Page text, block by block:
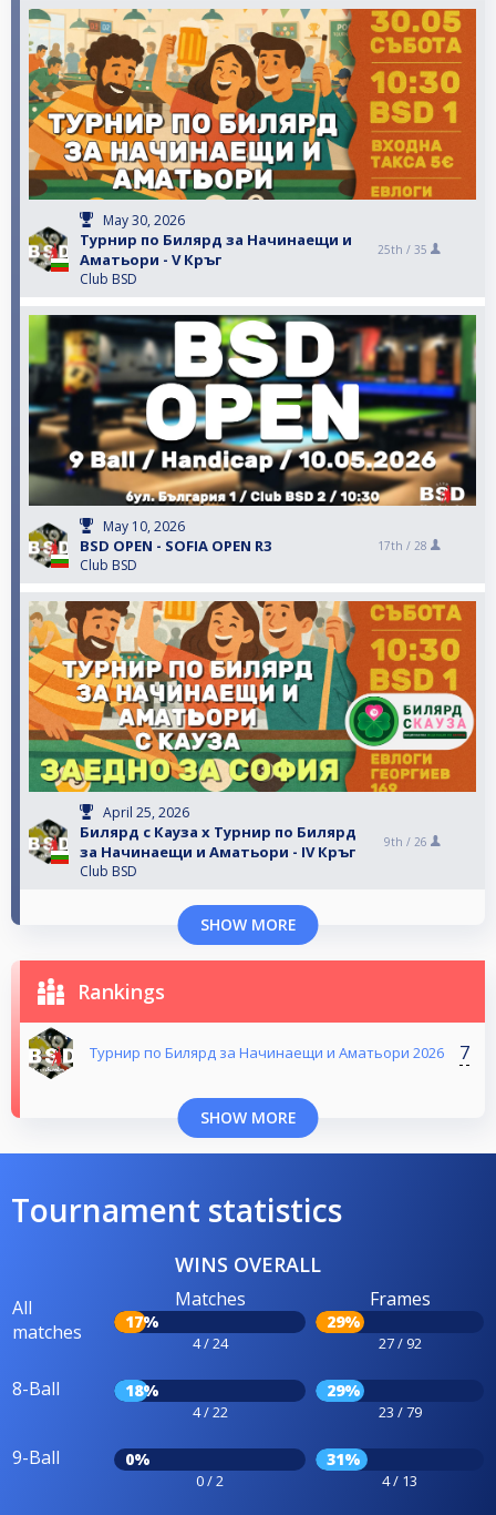
May 30, 2026
Турнир по Билярд за Начинаещи и
Аматьори - V Кръг
Club BSD
25th / 35
May 10, 2026
BSD OPEN - SOFIA OPEN R3
Club BSD
17th / 28
April 25, 2026
Билярд с Кауза x Турнир по Билярд
за Начинаещи и Аматьори - IV Кръг
Club BSD
9th / 26
SHOW MORE
Rankings
Турнир по Билярд за Начинаещи и Аматьори 2026 7
SHOW MORE
Tournament statistics
WINS OVERALL
All
matches
Matches
17%
4 / 24
Frames
29%
27 / 92
8-Ball 18%
4 / 22
29%
23 / 79
9-Ball 0%
0 / 2
31%
4 / 13